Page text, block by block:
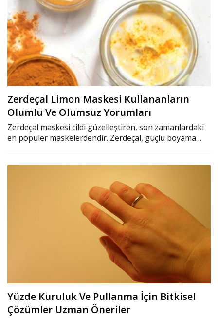
Zerdeçal Limon Maskesi Kullananların
Olumlu Ve Olumsuz Yorumları
Zerdeçal maskesi cildi güzelleştiren, son zamanlardaki
en popüler maskelerdendir. Zerdeçal, güçlü boyama…
Yüzde Kuruluk Ve Pullanma İçin Bitkisel
Çözümler Uzman Öneriler